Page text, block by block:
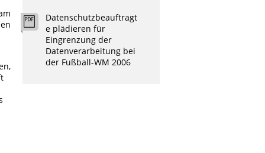
Datenschutzbeauftragt
e plädieren für
Eingrenzung der
Datenverarbeitung bei
der Fußball-WM 2006